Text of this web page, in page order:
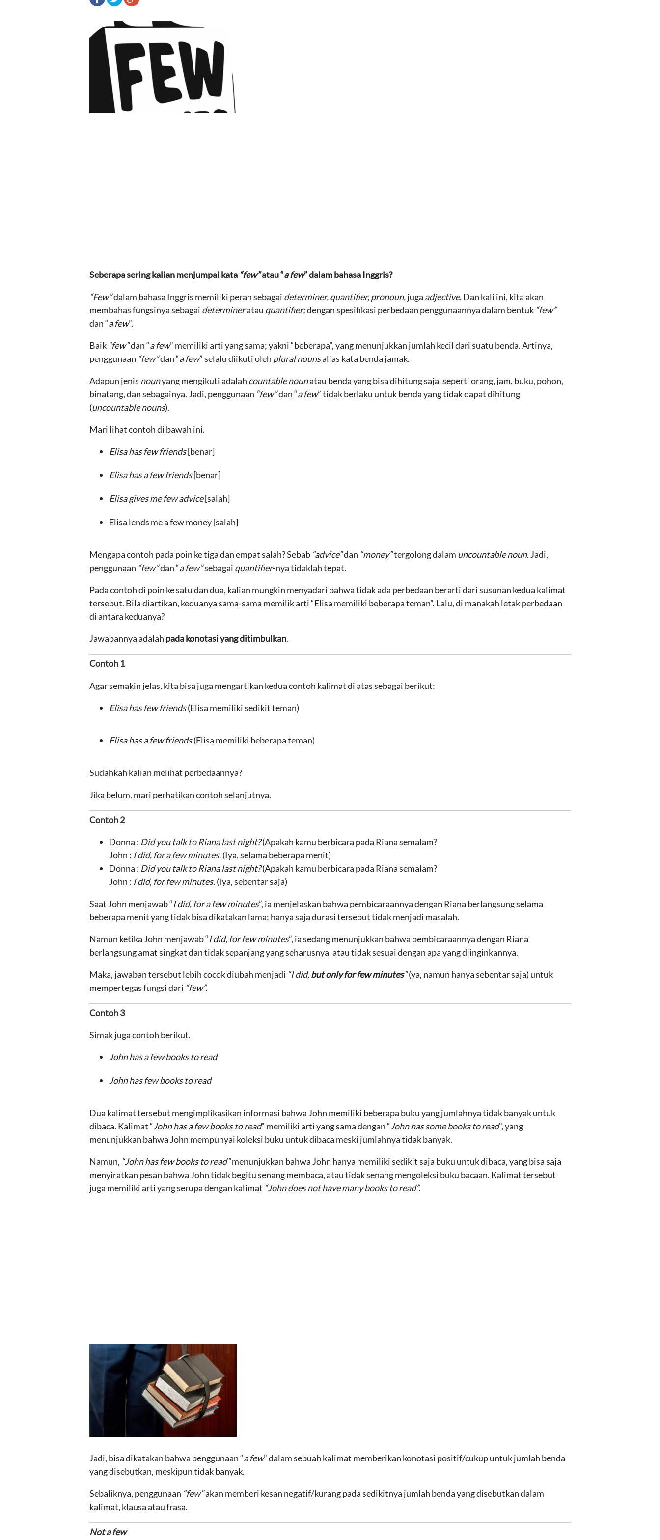
Seberapa sering kalian menjumpai kata “few”atau “a few” dalam bahasa Inggris?
“Few”dalam bahasa Inggris memiliki peran sebagai determiner, quantifier, pronoun,juga adjective.Dan kali ini, kita akan
membahas fungsinya sebagai determineratau quantifier;dengan spesifikasi perbedaan penggunaannya dalam bentuk “few”
dan “a few”.
Baik “few”dan “a few” memiliki arti yang sama; yakni “beberapa”, yang menunjukkan jumlah kecil dari suatu benda. Artinya,
penggunaan “few”dan “a few” selalu diikuti oleh plural nounsalias kata benda jamak.
Adapun jenis nounyang mengikuti adalah countable nounatau benda yang bisa dihitung saja, seperti orang, jam, buku, pohon,
binatang, dan sebagainya. Jadi, penggunaan “few”dan “a few” tidak berlaku untuk benda yang tidak dapat dihitung
(uncountable nouns).
Mari lihat contoh di bawah ini.
Elisa has few friends[benar]
Elisa has a few friends[benar]
Elisa gives me few advice[salah]
Elisa lends me a few money [salah]
Mengapa contoh pada poin ke tiga dan empat salah? Sebab “advice”dan “money”tergolong dalam uncountable noun.Jadi,
penggunaan “few”dan “a few”sebagai quantifier-nya tidaklah tepat.
Pada contoh di poin ke satu dan dua, kalian mungkin menyadari bahwa tidak ada perbedaan berarti dari susunan kedua kalimat
tersebut. Bila diartikan, keduanya sama-sama memilik arti “Elisa memiliki beberapa teman”. Lalu, di manakah letak perbedaan
di antara keduanya?
Jawabannya adalah pada konotasi yang ditimbulkan.
Contoh 1
Agar semakin jelas, kita bisa juga mengartikan kedua contoh kalimat di atas sebagai berikut:
Elisa has few friends(Elisa memiliki sedikit teman)
Elisa has a few friends(Elisa memiliki beberapa teman)
Sudahkah kalian melihat perbedaannya?
Jika belum, mari perhatikan contoh selanjutnya.
Contoh 2
Donna : Did you talk to Riana last night?(Apakah kamu berbicara pada Riana semalam?
John : I did, for a few minutes.(Iya, selama beberapa menit)
Donna : Did you talk to Riana last night?(Apakah kamu berbicara pada Riana semalam?
John : I did, for few minutes.(Iya, sebentar saja)
Saat John menjawab “I did, for a few minutes”, ia menjelaskan bahwa pembicaraannya dengan Riana berlangsung selama
beberapa menit yang tidak bisa dikatakan lama; hanya saja durasi tersebut tidak menjadi masalah.
Namun ketika John menjawab “I did, for few minutes”, ia sedang menunjukkan bahwa pembicaraannya dengan Riana
berlangsung amat singkat dan tidak sepanjang yang seharusnya, atau tidak sesuai dengan apa yang diinginkannya.
Maka, jawaban tersebut lebih cocok diubah menjadi “I did,but only for few minutes”(ya, namun hanya sebentar saja) untuk
mempertegas fungsi dari “few”.
Contoh 3
Simak juga contoh berikut.
John has a few books to read
John has few books to read
Dua kalimat tersebut mengimplikasikan informasi bahwa John memiliki beberapa buku yang jumlahnya tidak banyak untuk
dibaca. Kalimat “John has a few books to read” memiliki arti yang sama dengan “John has some books to read”, yang
menunjukkan bahwa John mempunyai koleksi buku untuk dibaca meski jumlahnya tidak banyak.
Namun, “John has few books to read”menunjukkan bahwa John hanya memiliki sedikit saja buku untuk dibaca, yang bisa saja
menyiratkan pesan bahwa John tidak begitu senang membaca, atau tidak senang mengoleksi buku bacaan. Kalimat tersebut
juga memiliki arti yang serupa dengan kalimat “John does not have many books to read”.
Jadi, bisa dikatakan bahwa penggunaan “a few” dalam sebuah kalimat memberikan konotasi positif/cukup untuk jumlah benda
yang disebutkan, meskipun tidak banyak.
Sebaliknya, penggunaan “few”akan memberi kesan negatif/kurang pada sedikitnya jumlah benda yang disebutkan dalam
kalimat, klausa atau frasa.
Not a few